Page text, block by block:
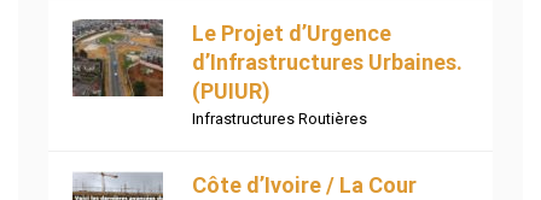
Le Projet d’Urgence
d’Infrastructures Urbaines.
(PUIUR)
Infrastructures Routières
Côte d’Ivoire / La Cour